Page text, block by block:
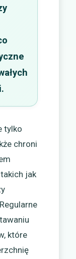
tylko
chroni
jak
które